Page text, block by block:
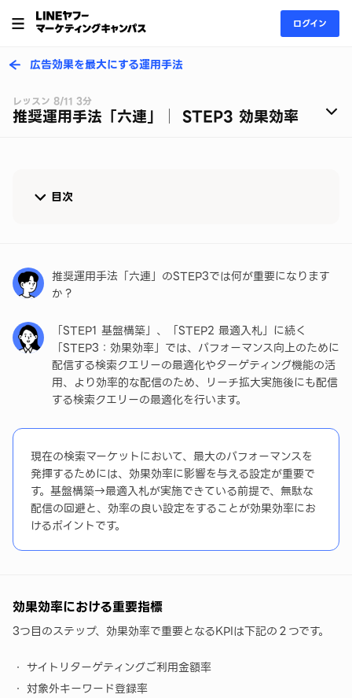
ログイン
広告効果を最大にする運用手法
レッスン 8/11 3分
推奨運用手法「六連」│ STEP3 効果効率
目次
サイトリターゲティングのメリット
対象外キーワードのメリット
まとめ
推奨運用手法「六連」のSTEP3では何が重要になります
か？
「STEP1 基盤構築」、「STEP2 最適入札」に続く
「STEP3：効果効率」では、パフォーマンス向上のために
配信する検索クエリーの最適化やターゲティング機能の活
用、より効率的な配信のため、リーチ拡大実施後にも配信
する検索クエリーの最適化を行います。
現在の検索マーケットにおいて、最大のパフォーマンスを
発揮するためには、効果効率に影響を与える設定が重要で
す。基盤構築→最適入札が実施できている前提で、無駄な
配信の回避と、効率の良い設定をすることが効果効率にお
けるポイントです。
効果効率における重要指標
3つ目のステップ、効果効率で重要となるKPIは下記の２つです。
サイトリターゲティングご利用金額率
対象外キーワード登録率